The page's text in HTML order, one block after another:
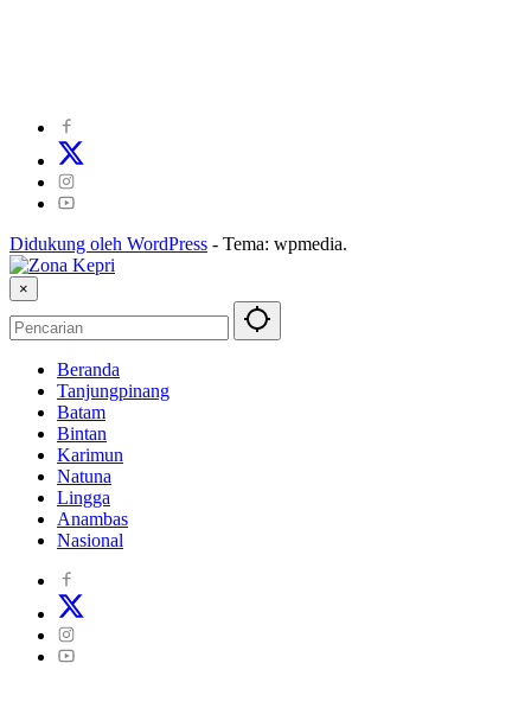
Didukung oleh WordPress - Tema: wpmedia.
×
Beranda
Tanjungpinang
Batam
Bintan
Karimun
Natuna
Lingga
Anambas
Nasional